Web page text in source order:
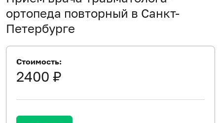
ортопеда повторный в Санкт-
Петербурге
Стоимость:
2400 ₽